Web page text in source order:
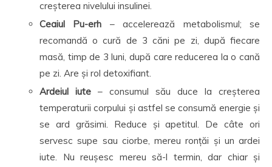
creșterea nivelului insulinei.
Ceaiul Pu-erh – accelerează metabolismul; se
recomandă o cură de 3 căni pe zi, după fiecare
masă, timp de 3 luni, după care reducerea la o cană
pe zi. Are și rol detoxifiant.
Ardeiul iute – consumul său duce la creșterea
temperaturii corpului și astfel se consumă energie și
se ard grăsimi. Reduce și apetitul. De câte ori
servesc supe sau ciorbe, mereu ronțăi și un ardei
iute. Nu reușesc mereu să-l termin, dar chiar și